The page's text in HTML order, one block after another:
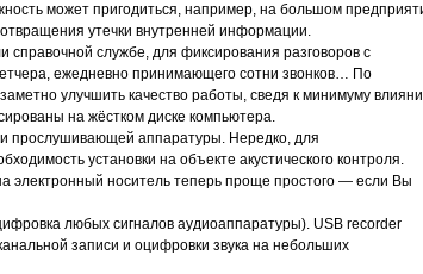
может пригодиться, например, на большом
утечки внутренней информации.
справочной службе, для фиксирования разговоров с
ежедневно принимающего сотни звонков… По
улучшить качество работы, сведя к минимуму
на жёстком диске компьютера.
прослушивающей аппаратуры. Нередко, для
установки на объекте акустического контроля.
электронный носитель теперь проще простого — если Вы
любых сигналов аудиоаппаратуры). USB recorder
записи и оцифровки звука на небольших